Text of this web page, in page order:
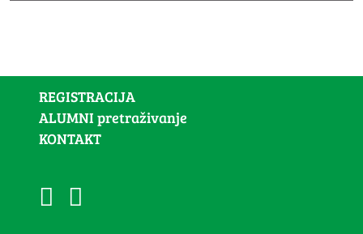
REGISTRACIJA
ALUMNI pretraživanje
KONTAKT